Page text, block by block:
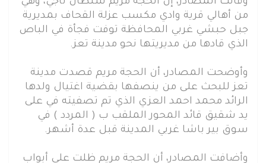
من أهالي قرية وادي مكسب عزلة القحاف بمديرية
جبل حبشي غربي المحافظة توفت فجأة في الباص
الذي قادها من مديريتها نحو مدينة تعز.
وأوضحت المصادر، أن الحجة مريم قصدت مدينة
تعز للبحث على من ينصفها بقضية اغتيال ولدها
الرائد محمد احمد العزي الذي تم تصفيته في على
يد شقيق قائد المحور الملقب ب ( المردد ) في
سوق بير باشا غربي المدينة قبل عدة أشهر.
وأضافت المصادر، أن الحجة مريم ظلت على أبواب